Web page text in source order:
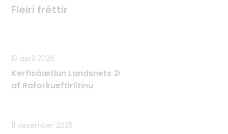
Fleiri fréttir
10 apríl 2026
Kerfisáætlun Landsnets 2025 - 2034 samþykkt
af Raforkueftirlitinu
11 desember 2025